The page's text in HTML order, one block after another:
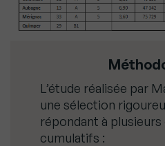
L’étude réalisée par
une sélection
répondant à
cumulatifs :